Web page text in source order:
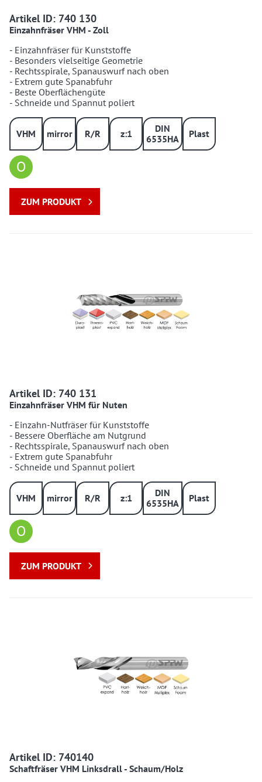
Artikel ID: 740 130740130 74013001
Einzahnfräser VHM - Zoll
- Einzahnfräser für Kunststoffe
- Besonders vielseitige Geometrie
- Rechtsspirale, Spanauswurf nach oben
- Extrem gute Spanabfuhr
- Beste Oberflächengüte
- Schneide und Spannut poliert
VHM mirror R/R z:1
DIN
6535HA
Plast
O
ZUM PRODUKT
Artikel ID: 740 131
Einzahnfräser VHM für Nuten
- Einzahn-Nutfräser für Kunststoffe
- Bessere Oberfläche am Nutgrund
- Rechtsspirale, Spanauswurf nach oben
- Extrem gute Spanabfuhr
- Schneide und Spannut poliert
VHM mirror R/R z:1
DIN
6535HA
Plast
O
ZUM PRODUKT
Artikel ID: 740140740140 740140
Schaftfräser VHM Linksdrall - Schaum/Holz